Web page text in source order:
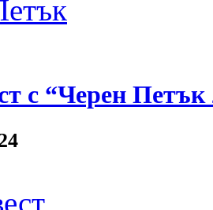
с “Черен Петък